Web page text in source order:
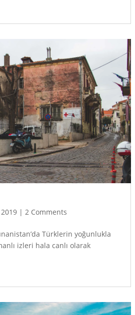
| 2 Comments
Türklerin yoğunlukla
izleri hala canlı olarak